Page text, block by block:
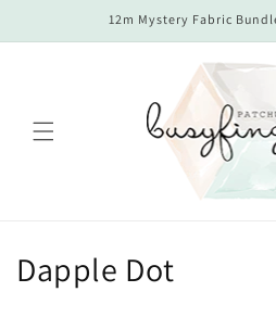
Inhalt
12m Mystery Fabric
K
Dapple Dot